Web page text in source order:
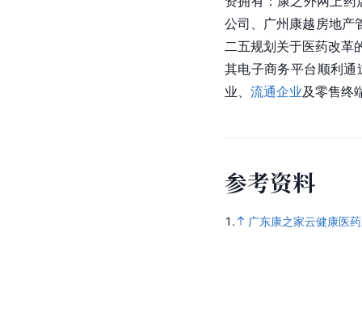
公司、广州康越房地产
二五规划关于医药改革
其电子商务平台顺利通
业、 流通企业及零售终
参考资料
1. 广东康之家云健康医